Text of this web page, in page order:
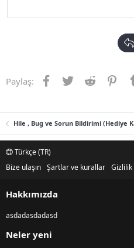
Paylaş: Facebook
TwitterReddit
Hile , Bug ve Sorun Bildirimi (Hediye
Türkçe (TR)
Bize ulaşın Şartlar ve kurallar Gizlilik
Hakkımızda
asdadasdadasd
Neler yeni